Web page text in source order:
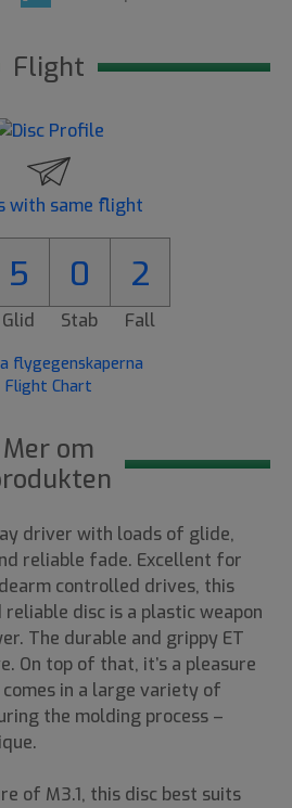
Flight
with same flight
5 0 2
Glid Stab Fall
flygegenskaperna
Flight Chart
Mer om
driver with loads of glide,
reliable fade. Excellent for
controlled drives, this
disc is a plastic weapon
The durable and grippy ET
On top of that, it’s a pleasure
in a large variety of
the molding process –
of M3.1, this disc best suits